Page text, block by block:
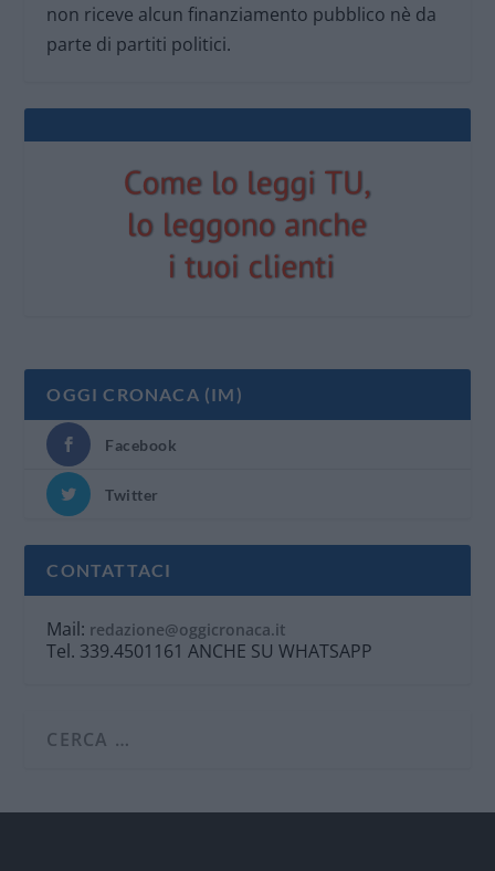
non riceve alcun finanziamento pubblico nè da
parte di partiti politici.
OGGI CRONACA (IM)
Facebook
Twitter
CONTATTACI
Mail: redazione@oggicronaca.it
Tel. 339.4501161 ANCHE SU WHATSAPP